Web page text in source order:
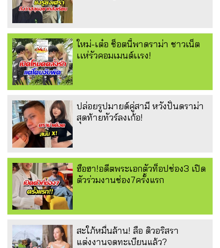
ใหม่-เต๋อ ช็อตนี้พาดราม่า ชาวเน็ต
เเห่รัวคอมเมนต์เเรง!
ปล่อยรูปมายด์คู่สามี หวังปั่นดราม่า
สุดท้ายทัวร์ลงเก้อ!
ฮือฮา!อดีตพระเอกตัวท็อปช่อง3 เปิด
ตัวร่วมงานช่อง7ครั้งแรก
สะใภ้หมื่นล้าน! ลือ ดิวอริสรา
แต่งงานจดทะเบียนแล้ว?